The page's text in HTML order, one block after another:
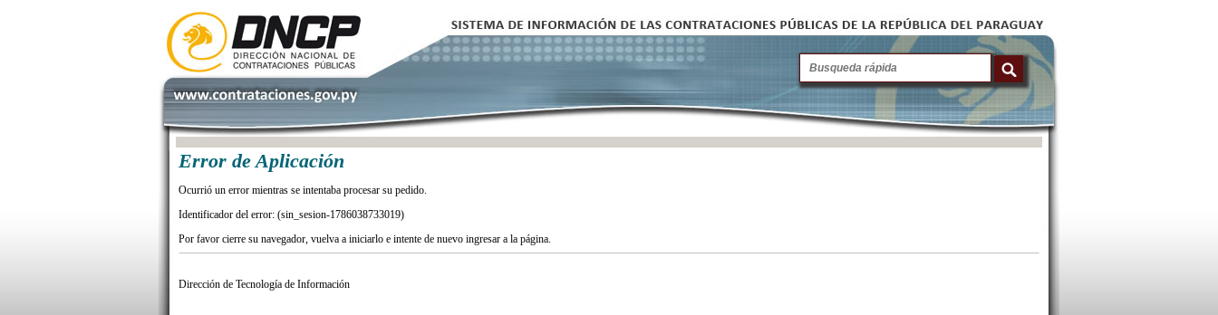
Error de Aplicación
Ocurrió un error mientras se intentaba procesar su pedido.
Identificador del error: (sin_sesion-1786038733019)
Por favor cierre su navegador, vuelva a iniciarlo e intente de nuevo ingresar a la página.
Dirección de Tecnología de Información